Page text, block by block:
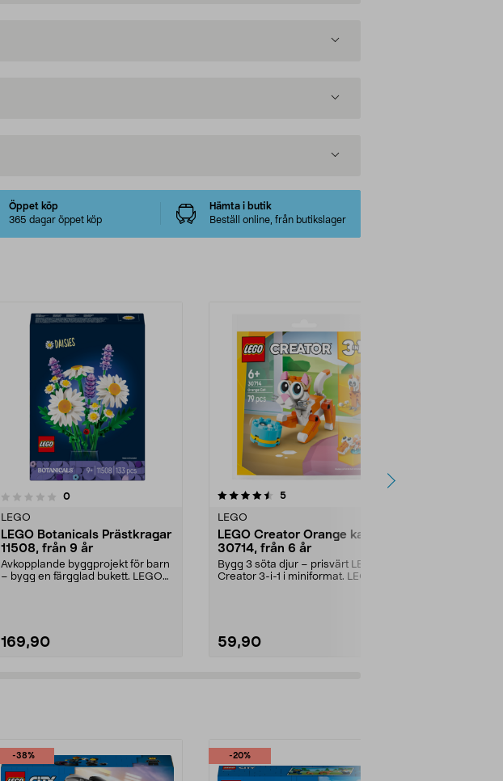
Öppet köp
365 dagar öppet köp
Hämta i butik
Beställ online, från butikslager
0recensioner
LEGO
LEGO Botanicals Prästkragar
11508, från 9 år
Avkopplande byggprojekt för barn
– bygg en färgglad bukett. LEGO
169,90
4.5 av 5 stjärnor 5recensioner
LEGO
LEGO Creator Orange katt
30714, från 6 år
Bygg 3 söta djur – prisvärt LEGO
Creator 3-i-1 i miniformat. LEGO
59,90
4.5 av 5 stjärnor
-38% -20%